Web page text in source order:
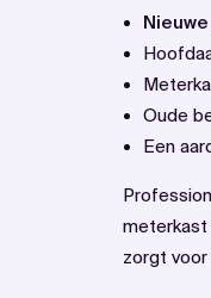
Oude
Een
meterkast
zorgt